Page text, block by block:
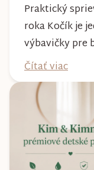
Praktický
roka Kočík je
výbavičky pre
absolvujete
na lesných
počasia.
môžete byť
dlhé roky a
Čítať viac